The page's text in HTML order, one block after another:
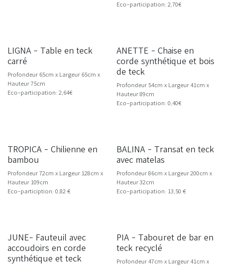
Eco-participation: 2,70€
NOUVEAU
LIGNA - Table en teck
carré
Profondeur 65cm x Largeur 65cm x
Hauteur 75cm
Eco-participation: 2,64€
NOUVEAU
ANETTE - Chaise en
corde synthétique et bois
de teck
Profondeur 54cm x Largeur 41cm x
Hauteur 89cm
Eco-participation: 0,40€
NOUVEAU
TROPICA - Chilienne en
bambou
Profondeur 72cm x Largeur 128cm x
Hauteur 109cm
Eco-particiption: 0,82 €
NOUVEAU
BALINA - Transat en teck
avec matelas
Profondeur 86cm x Largeur 200cm x
Hauteur 32cm
Eco-participation: 13,50 €
JUNE- Fauteuil avec
accoudoirs en corde
synthétique et teck
NOUVEAU
PIA - Tabouret de bar en
teck recyclé
Profondeur 47cm x Largeur 41cm x